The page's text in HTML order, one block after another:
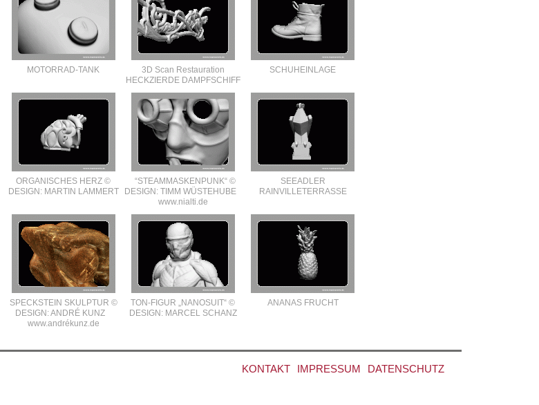
MOTORRAD-TANK
3D Scan Restauration
HECKZIERDE DAMPFSCHIFF
SCHUHEINLAGE
ORGANISCHES HERZ ©
DESIGN: MARTIN LAMMERT
“STEAMMASKENPUNK“ ©
DESIGN: TIMM WÜSTEHUBE
www.nialti.de
SEEADLER
RAINVILLETERRASSE
SPECKSTEIN SKULPTUR ©
DESIGN: ANDRÉ KUNZ
www.andrékunz.de
TON-FIGUR „NANOSUIT“ ©
DESIGN: MARCEL SCHANZ
ANANAS FRUCHT
DATENSCHUTZ
IMPRESSUM
KONTAKT